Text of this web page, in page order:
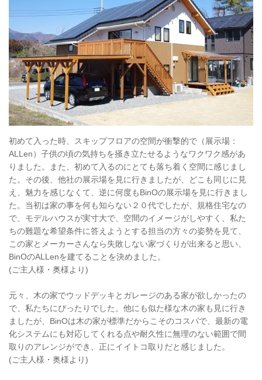
初めて入った時、スキップフロアの空間が衝撃的で（展示場：
ALLen）子供の頃の気持ちを掻き立たせるようなワクワク感があ
りました。また、初めて入るのにとても落ち着く空間に感じまし
た。その後、他社の展示場を見に行きましたが、どこも同じに見
え、魅力を感じなくて、逆に何度もBinOの展示場を見に行きまし
た。当初は家の事を何も知らない２０代でしたが、規格住宅なの
で、モデルハウスが実寸大で、空間のイメージがしやすく、私た
ちの難題な希望条件に答えようとする担当の方々の姿勢を見て、
この家とメーカーさんなら失敗しない家づくりが出来ると思い、
BinOのALLenを建てることを決めました。
(ご主人様・奥様より)
元々、木の家でウッドデッキとガレージのある家が欲しかったの
で、私たちにぴったりでした。他にも似た様な木の家も見に行き
ましたが、BinOは木の家が標準だからこそのコスパで、最新の電
化システムにも対応してくれる点や耐久性に無理のない範囲で間
取りのアレンジができ、正にイイトコ取りだと感じました。
(ご主人様・奥様より)